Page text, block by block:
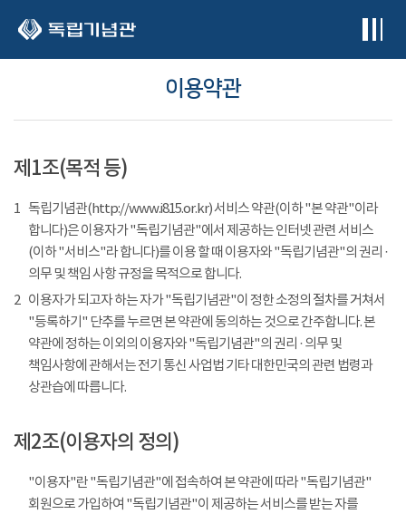
이용약관
제1조(목적 등)
1 독립기념관(http://www.i815.or.kr) 서비스 약관(이하 "본 약관"이라
합니다)은 이용자가 "독립기념관"에서 제공하는 인터넷 관련 서비스
(이하 "서비스"라 합니다)를 이용 할 때 이용자와 "독립기념관"의 권리 ·
의무 및 책임 사항 규정을 목적으로 합니다.
2 이용자가 되고자 하는 자가 "독립기념관"이 정한 소정의 절차를 거쳐서
"등록하기" 단추를 누르면 본 약관에 동의하는 것으로 간주합니다. 본
약관에 정하는 이외의 이용자와 "독립기념관"의 권리 · 의무 및
책임사항에 관해서는 전기 통신 사업법 기타 대한민국의 관련 법령과
상관습에 따릅니다.
제2조(이용자의 정의)
"이용자"란 "독립기념관"에 접속하여 본 약관에 따라 "독립기념관"
회원으로 가입하여 "독립기념관"이 제공하는 서비스를 받는 자를